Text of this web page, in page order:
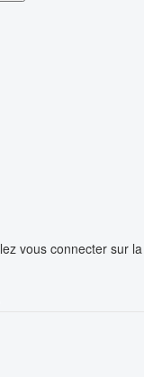
vous connecter sur la